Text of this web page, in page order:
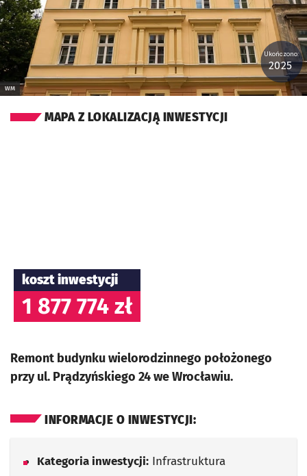
WM
Ukończono:
2025
MAPA Z LOKALIZACJĄ INWESTYCJI
koszt inwestycji
1 877 774 zł
Remont budynku wielorodzinnego położonego
przy ul. Prądzyńskiego 24 we Wrocławiu.
INFORMACJE O INWESTYCJI:
Kategoria inwestycji: Infrastruktura